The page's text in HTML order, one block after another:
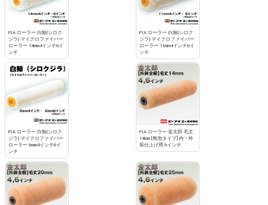
PIA ローラー 白鯨(シロク
ジラ) マイクロファイバー
ローラー 14mm4インチ6イ
ンチ
PIA ローラー 白鯨(シロク
ジラ) マイクロファイバー
ローラー 11mm4インチ6イ
ンチ
PIA ローラー 白鯨(シロク
ジラ) マイクロファイバー
ローラー 6mm4インチ6イ
ンチ
PIA ローラー 金太郎 毛丈
14mm [無泡タイプ] 内・外
装仕上げ用 6インチ